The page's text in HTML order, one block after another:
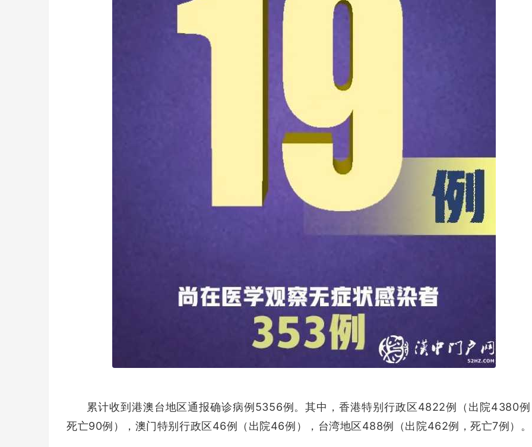
累计收到港澳台地区通报确诊病例5356例。其中，香港特别行政区4822例（出院4380
死亡90例），澳门特别行政区46例（出院46例），台湾地区488例（出院462例，死亡7例）。